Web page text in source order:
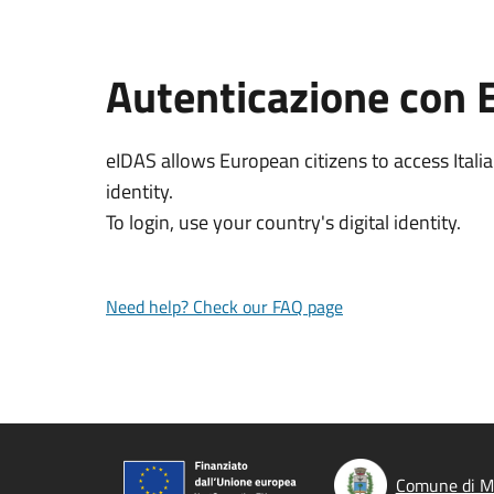
Autenticazione con
eIDAS allows European citizens to access
identity.
To login, use your country's digital identity.
Need help? Check our FAQ page
Comune di